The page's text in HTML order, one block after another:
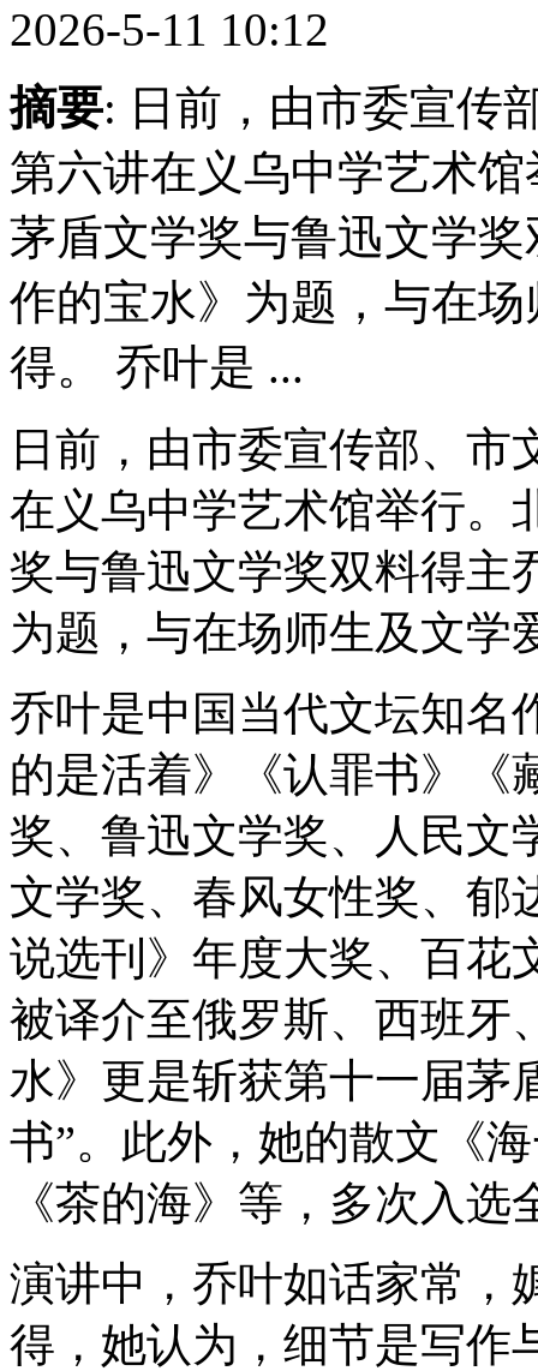
2026-5-11 10:12
摘要: 日前，由市委宣传
第六讲在义乌中学艺术
茅盾文学奖与鲁迅文学
作的宝水》为题，与在
得。 乔叶是 ...
日前，由市委宣传部、
在义乌中学艺术馆举行。
奖与鲁迅文学奖双料得主
为题，与在场师生及文学
乔叶是中国当代文坛知名
的是活着》《认罪书》《
奖、鲁迅文学奖、人民文
文学奖、春风女性奖、郁
说选刊》年度大奖、百花
被译介至俄罗斯、西班牙
水》更是斩获第十一届茅
书”。此外，她的散文《
《茶的海》等，多次入
演讲中，乔叶如话家常，
得，她认为，细节是写作